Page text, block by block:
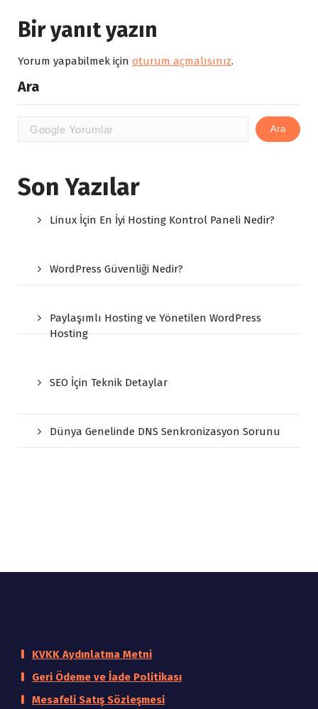
Bir yanıt yazın
Yorum yapabilmek için oturum açmalısınız.
Ara
Ara
Son Yazılar
Linux İçin En İyi Hosting Kontrol Paneli Nedir?
WordPress Güvenliği Nedir?
Paylaşımlı Hosting ve Yönetilen WordPress
Hosting
SEO İçin Teknik Detaylar
Dünya Genelinde DNS Senkronizasyon Sorunu
KVKK Aydınlatma Metni
Geri Ödeme ve İade Politikası
Mesafeli Satış Sözleşmesi